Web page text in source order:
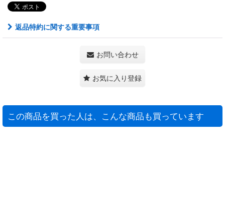
返品特約に関する重要事項
お問い合わせ
お気に入り登録
この商品を買った人は、こんな商品も買っています